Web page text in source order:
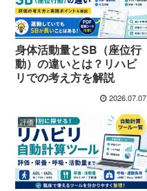
身体活動量とSB（座位行
動）の違いとは？リハビ
リでの考え方を解説
2026.07.07
評価